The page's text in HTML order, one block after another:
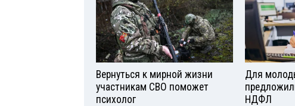
Вернуться к мирной жизни
участникам СВО поможет
психолог
Для
НДФЛ